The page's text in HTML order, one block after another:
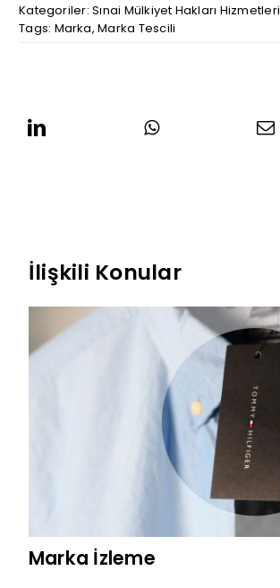
Kategoriler:Sınai Mülkiyet Hakları Hizmetleri
Tags: Marka,Marka Tescili
İlişkili Konular
Marka İzleme